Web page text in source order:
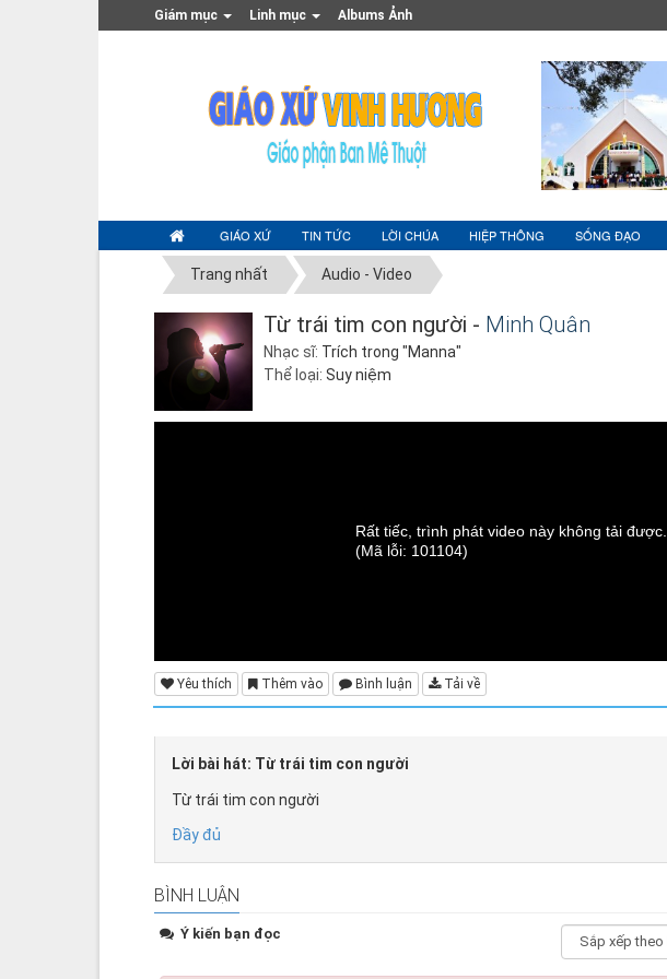
Giám mục Linh mục Albums Ảnh
GIÁO XỨ TIN TỨC LỜI CHÚA HIỆP THÔNG SỐNG ĐẠO
Trang nhất Audio - Video
Từ trái tim con người - Minh Quân
Nhạc sĩ: Trích trong "Manna"
Thể loại: Suy niệm
Rất tiếc, trình phát video này không tải được.
(Mã lỗi: 101104)
Yêu thích Thêm vào Bình luận Tải về
Lời bài hát: Từ trái tim con người
Từ trái tim con người
Đầy đủ
BÌNH LUẬN
Ý kiến bạn đọc